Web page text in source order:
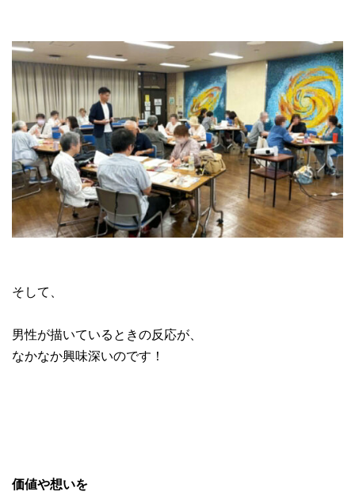
そして、
男性が描いているときの反応が、
なかなか興味深いのです！
価値や想いを